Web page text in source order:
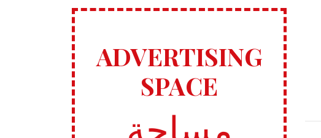
ADVERTISING
SPACE
مساحة